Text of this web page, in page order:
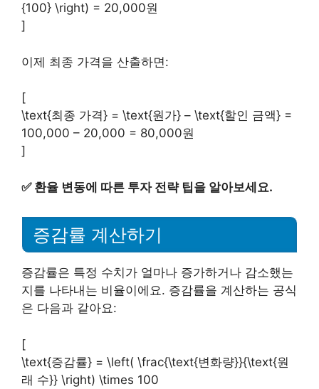
{100} \right) = 20,000원
]
이제 최종 가격을 산출하면:
[
\text{최종 가격} = \text{원가} – \text{할인 금액} =
100,000 – 20,000 = 80,000원
]
✅ 환율 변동에 따른 투자 전략 팁을 알아보세요.
증감률 계산하기
증감률은 특정 수치가 얼마나 증가하거나 감소했는
지를 나타내는 비율이에요. 증감률을 계산하는 공식
은 다음과 같아요:
[
\text{증감률} = \left( \frac{\text{변화량}}{\text{원
래 수}} \right) \times 100